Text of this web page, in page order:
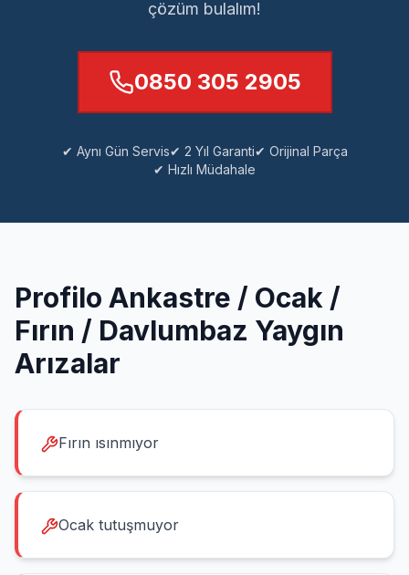
çözüm bulalım!
0850 305 2905
✔ Aynı Gün Servis✔ 2 Yıl Garanti✔ Orijinal Parça
✔ Hızlı Müdahale
Profilo Ankastre / Ocak /
Fırın / Davlumbaz Yaygın
Arızalar
Fırın ısınmıyor
Ocak tutuşmuyor